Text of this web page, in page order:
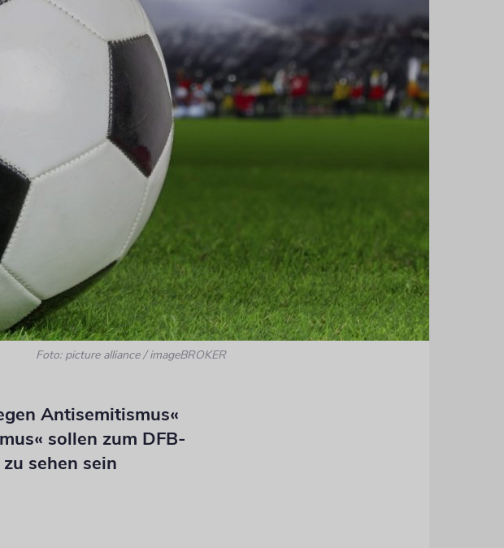
Foto: picture alliance / imageBROKER
Antisemitismus«
sollen zum DFB-
sehen sein